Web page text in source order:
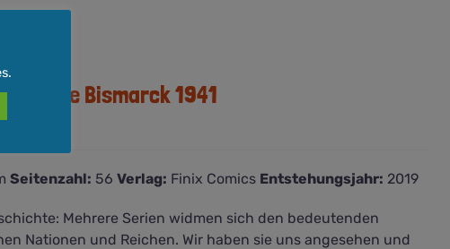
– Die Bismarck 1941
Seitenzahl: 56 Verlag: Finix Comics Entstehungsjahr: 2019
Mehrere Serien widmen sich den bedeutenden
Nationen und Reichen. Wir haben sie uns angesehen und